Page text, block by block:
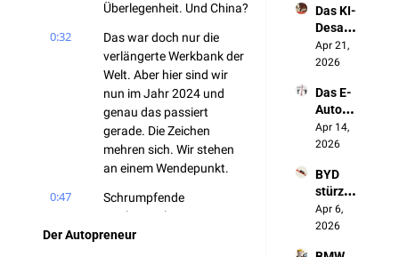
Überlegenheit. Und China?
0:32
Das war doch nur die
verlängerte Werkbank der
Welt. Aber hier sind wir
nun im Jahr 2024 und
genau das passiert
gerade. Die Zeichen
mehren sich. Wir stehen
an einem Wendepunkt.
0:47
Schrumpfende
Marktanteile,
Schwierigkeiten bei der
Der Autopreneur
(und
keiner
redet
darübe
Das KI-
Desast
er der
Autoin
Apr 21,
2026
Das E-
Auto
zerstör
t Made
Germa
ny
Apr 14,
2026
BYD
stürzt
ab.
Und
Apr 6,
2026